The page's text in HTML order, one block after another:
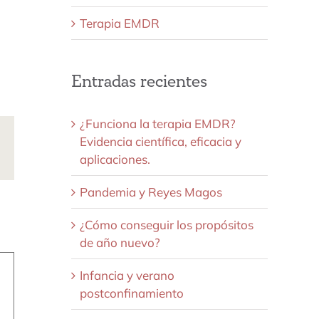
Correo
Terapia EMDR
Entradas recientes
¿Funciona la terapia EMDR?
Evidencia científica, eficacia y
aplicaciones.
Pandemia y Reyes Magos
¿Cómo conseguir los propósitos
de año nuevo?
Infancia y verano
postconfinamiento